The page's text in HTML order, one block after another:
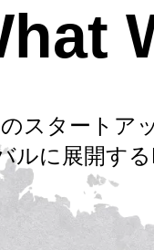
スタートア
ルに展開する